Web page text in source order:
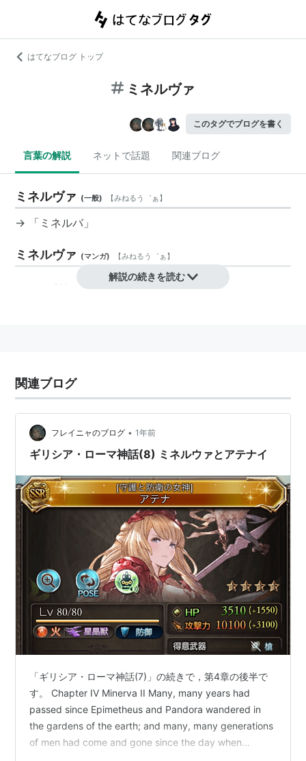
はてなブログ トップ
ミネルヴァ
このタグでブログを書く
言葉の解説 ネットで話題 関連ブログ
ミネルヴァ (一般) 【みねるう゛ぁ】
→ 「 ミネルバ 」
ミネルヴァ (マンガ) 【みねるう゛ぁ】
神のみぞ知るセカイ The World God Only
解説の続きを読む
関連ブログ
フレイニャのブログ • 1年前
ギリシア・ローマ神話(8) ミネルウァとアテナイ
「ギリシア・ローマ神話(7)」の続きで，第4章の後半で
す。 Chapter IV Minerva II Many, many years had
passed since Epimetheus and Pandora wandered in
the gardens of the earth; and many, many generations
of men had come and gone since the day when